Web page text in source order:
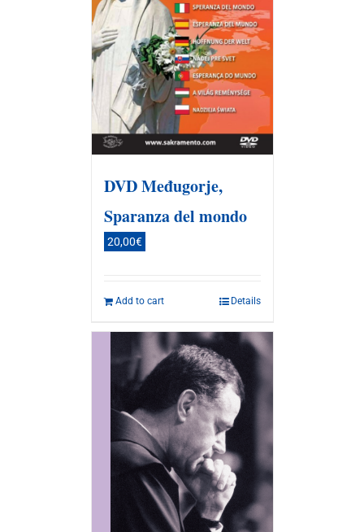
DVD Međugorje,
Sparanza del mondo
20,00€
Add to cart Details